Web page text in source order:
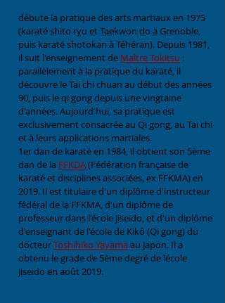
débute la pratique des arts martiaux en 1975
(karaté shito ryu et Taekwon do à Grenoble,
puis karaté shotokan à Téhéran). Depuis 1981,
il suit l'enseignement de Maître Tokitsu :
parallèlement à la pratique du karaté, il
découvre le Tai chi chuan au début des années
90, puis le qi gong depuis une vingtaine
d'années. Aujourd'hui, sa pratique est
exclusivement consacrée au Qi gong, au Tai chi
et à leurs applications martiales.
1er dan de karaté en 1984, il obtient son 5ème
dan de la FFKDA(Fédération française de
karaté et disciplines associées, ex FFKMA) en
2019. Il est titulaire d'un diplôme d'instructeur
fédéral de la FFKMA, d'un diplôme de
professeur dans l'école Jiseido, et d'un diplôme
d'enseignant de l'école de Kikô (Qi gong) du
docteurToshihiko Yayama au Japon. Il a
obtenu le grade de 5ème degré de lécole
Jiseido en août 2019.